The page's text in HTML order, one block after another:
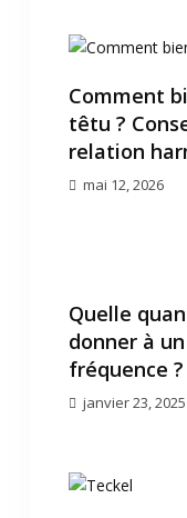
Comment
têtu ?
relation
mai 12, 2026
Quelle
donner à
fréquence ?
janvier 23, 2025